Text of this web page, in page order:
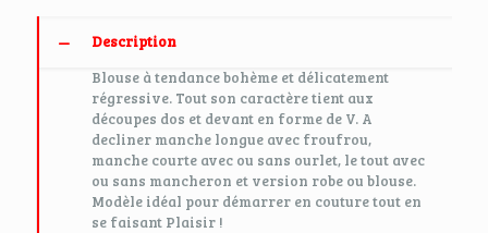
Description
Blouse à tendance bohème et délicatement
régressive. Tout son caractère tient aux
découpes dos et devant en forme de V. A
decliner manche longue avec froufrou,
manche courte avec ou sans ourlet, le tout avec
ou sans mancheron et version robe ou blouse.
Modèle idéal pour démarrer en couture tout en
se faisant Plaisir !